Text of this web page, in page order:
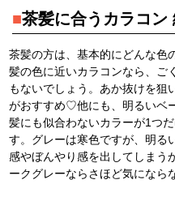
■茶髪に合うカラコン
茶髪の方は、基本的にどんな色
髪の色に近いカラコンなら、ご
もないでしょう。あか抜けを狙
がおすすめ♡他にも、明るいベ
髪にも似合わないカラーが1つ
す。グレーは寒色ですが、明る
感やぼんやり感を出してしまう
ークグレーならさほど気になら